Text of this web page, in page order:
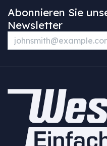
Abonnieren Sie
Newsletter